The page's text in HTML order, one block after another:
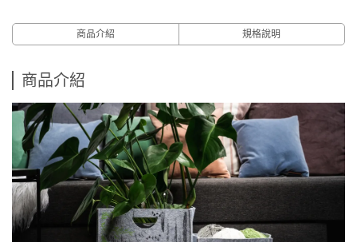
商品介紹 規格說明
商品介紹